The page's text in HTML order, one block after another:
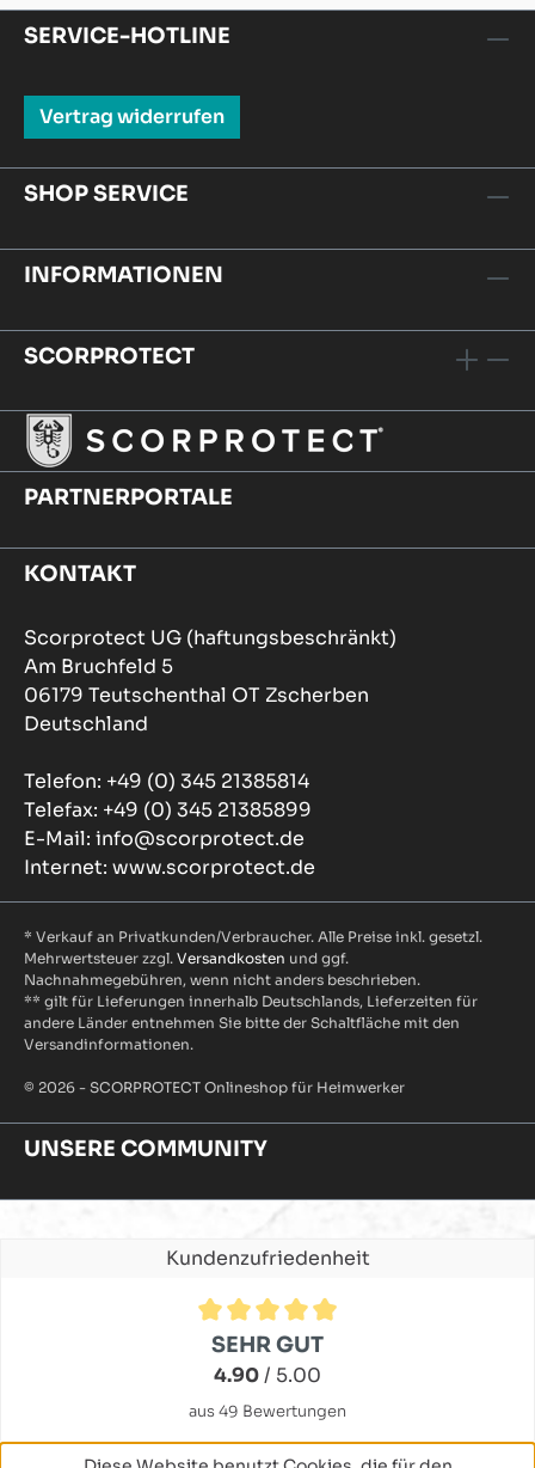
SERVICE-HOTLINE
Vertrag widerrufen
SHOP SERVICE
INFORMATIONEN
SCORPROTECT
PARTNERPORTALE
KONTAKT
Scorprotect UG (haftungsbeschränkt)
Am Bruchfeld 5
06179 Teutschenthal OT Zscherben
Deutschland
Telefon: +49 (0) 345 21385814
Telefax: +49 (0) 345 21385899
E-Mail: info@scorprotect.de
Internet: www.scorprotect.de
* Verkauf an Privatkunden/Verbraucher. Alle Preise inkl. gesetzl.
Mehrwertsteuer zzgl. Versandkosten und ggf.
Nachnahmegebühren, wenn nicht anders beschrieben.
** gilt für Lieferungen innerhalb Deutschlands, Lieferzeiten für
andere Länder entnehmen Sie bitte der Schaltfläche mit den
Versandinformationen.
© 2026 - SCORPROTECT Onlineshop für Heimwerker
UNSERE COMMUNITY
Kundenzufriedenheit
Durchschnittliche Bewertung von 4.9 von 5 Sternen
SEHR GUT
4.90/ 5.00
aus 49 Bewertungen